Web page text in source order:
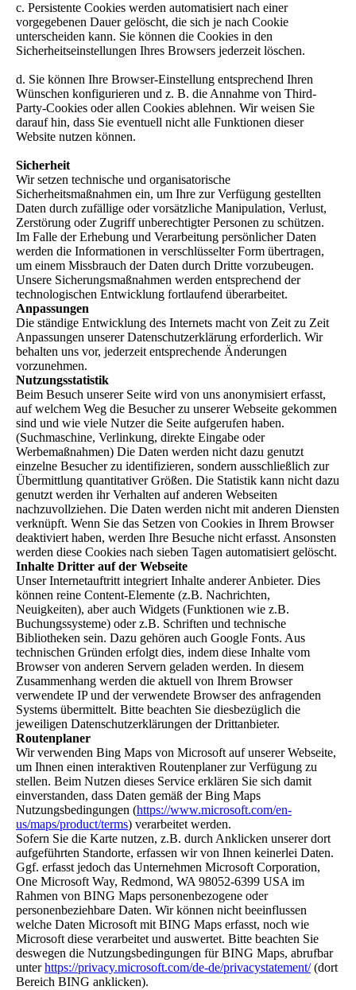
c. Persistente Cookies werden automatisiert nach einer
vorgegebenen Dauer gelöscht, die sich je nach Cookie
unterscheiden kann. Sie können die Cookies in den
Sicherheitseinstellungen Ihres Browsers jederzeit löschen.
d. Sie können Ihre Browser-Einstellung entsprechend Ihren
Wünschen konfigurieren und z. B. die Annahme von Third-
Party-Cookies oder allen Cookies ablehnen. Wir weisen Sie
darauf hin, dass Sie eventuell nicht alle Funktionen dieser
Website nutzen können.
Sicherheit
Wir setzen technische und organisatorische
Sicherheitsmaßnahmen ein, um Ihre zur Verfügung gestellten
Daten durch zufällige oder vorsätzliche Manipulation, Verlust,
Zerstörung oder Zugriff unberechtigter Personen zu schützen.
Im Falle der Erhebung und Verarbeitung persönlicher Daten
werden die Informationen in verschlüsselter Form übertragen,
um einem Missbrauch der Daten durch Dritte vorzubeugen.
Unsere Sicherungsmaßnahmen werden entsprechend der
technologischen Entwicklung fortlaufend überarbeitet.
Anpassungen
Die ständige Entwicklung des Internets macht von Zeit zu Zeit
Anpassungen unserer Datenschutzerklärung erforderlich. Wir
behalten uns vor, jederzeit entsprechende Änderungen
vorzunehmen.
Nutzungsstatistik
Beim Besuch unserer Seite wird von uns anonymisiert erfasst,
auf welchem Weg die Besucher zu unserer Webseite gekommen
sind und wie viele Nutzer die Seite aufgerufen haben.
(Suchmaschine, Verlinkung, direkte Eingabe oder
Werbemaßnahmen) Die Daten werden nicht dazu genutzt
einzelne Besucher zu identifizieren, sondern ausschließlich zur
Übermittlung quantitativer Größen. Die Statistik kann nicht dazu
genutzt werden ihr Verhalten auf anderen Webseiten
nachzuvollziehen. Die Daten werden nicht mit anderen Diensten
verknüpft. Wenn Sie das Setzen von Cookies in Ihrem Browser
deaktiviert haben, werden Ihre Besuche nicht erfasst. Ansonsten
werden diese Cookies nach sieben Tagen automatisiert gelöscht.
Inhalte Dritter auf der Webseite
Unser Internetauftritt integriert Inhalte anderer Anbieter. Dies
können reine Content-Elemente (z.B. Nachrichten,
Neuigkeiten), aber auch Widgets (Funktionen wie z.B.
Buchungssysteme) oder z.B. Schriften und technische
Bibliotheken sein. Dazu gehören auch Google Fonts. Aus
technischen Gründen erfolgt dies, indem diese Inhalte vom
Browser von anderen Servern geladen werden. In diesem
Zusammenhang werden die aktuell von Ihrem Browser
verwendete IP und der verwendete Browser des anfragenden
Systems übermittelt. Bitte beachten Sie diesbezüglich die
jeweiligen Datenschutzerklärungen der Drittanbieter.
Routenplaner
Wir verwenden Bing Maps von Microsoft auf unserer Webseite,
um Ihnen einen interaktiven Routenplaner zur Verfügung zu
stellen. Beim Nutzen dieses Service erklären Sie sich damit
einverstanden, dass Daten gemäß der Bing Maps
Nutzungsbedingungen (https://www.microsoft.com/en-
us/maps/product/terms) verarbeitet werden.
Sofern Sie die Karte nutzen, z.B. durch Anklicken unserer dort
aufgeführten Standorte, erfassen wir von Ihnen keinerlei Daten.
Ggf. erfasst jedoch das Unternehmen Microsoft Corporation,
One Microsoft Way, Redmond, WA 98052-6399 USA im
Rahmen von BING Maps personenbezogene oder
personenbeziehbare Daten. Wir können nicht beeinflussen
welche Daten Microsoft mit BING Maps erfasst, noch wie
Microsoft diese verarbeitet und auswertet. Bitte beachten Sie
deswegen die Nutzungsbedingungen für BING Maps, abrufbar
unterhttps://privacy.microsoft.com/de-de/privacystatement/(dort
Bereich BING anklicken).